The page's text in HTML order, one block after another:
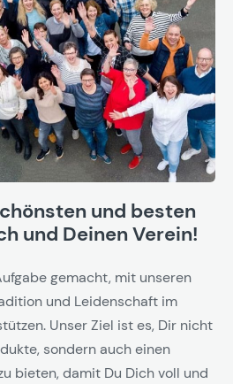
und besten
und Deinen Verein!
gemacht, mit unseren
und Leidenschaft im
Unser Ziel ist es, Dir nicht
sondern auch einen
bieten, damit Du Dich voll und